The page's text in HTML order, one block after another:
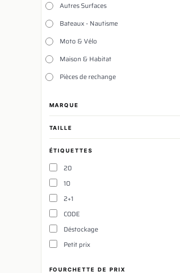
Autres Surfaces
Bateaux - Nautisme
Moto & Vélo
Maison & Habitat
Pièces de rechange
MARQUE
TAILLE
ÉTIQUETTES
20
10
2+1
CODE
Déstockage
Petit prix
FOURCHETTE DE PRIX